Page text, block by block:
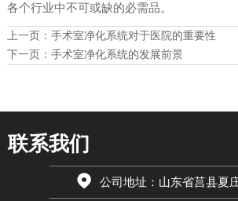
各个行业中不可或缺的必需品。
上一页： 手术室净化系统对于医院的重要性
下一页： 手术室净化系统的发展前景
联系我们
 公司地址：山东省莒县夏